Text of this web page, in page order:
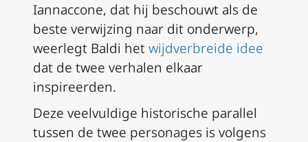
Iannaccone, dat hij beschouwt als de
beste verwijzing naar dit onderwerp,
weerlegt Baldi hetwijdverbreide idee
dat de twee verhalen elkaar
inspireerden.
Deze veelvuldige historische parallel
tussen de twee personages is volgens